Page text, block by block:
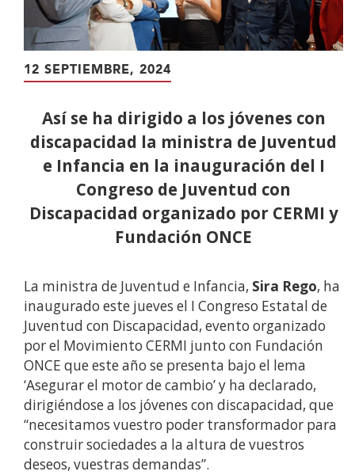
12 SEPTIEMBRE, 2024
Así se ha dirigido a los jóvenes con
discapacidad la ministra de Juventud
e Infancia en la inauguración del I
Congreso de Juventud con
Discapacidad organizado por CERMI y
Fundación ONCE
La ministra de Juventud e Infancia, Sira Rego, ha
inaugurado este jueves el I Congreso Estatal de
Juventud con Discapacidad, evento organizado
por el Movimiento CERMI junto con Fundación
ONCE que este año se presenta bajo el lema
‘Asegurar el motor de cambio’ y ha declarado,
dirigiéndose a los jóvenes con discapacidad, que
“necesitamos vuestro poder transformador para
construir sociedades a la altura de vuestros
deseos, vuestras demandas”.